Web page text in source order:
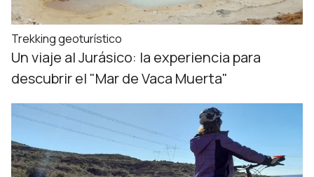
Trekking geoturístico
Un viaje al Jurásico: la experiencia para
descubrir el "Mar de Vaca Muerta"